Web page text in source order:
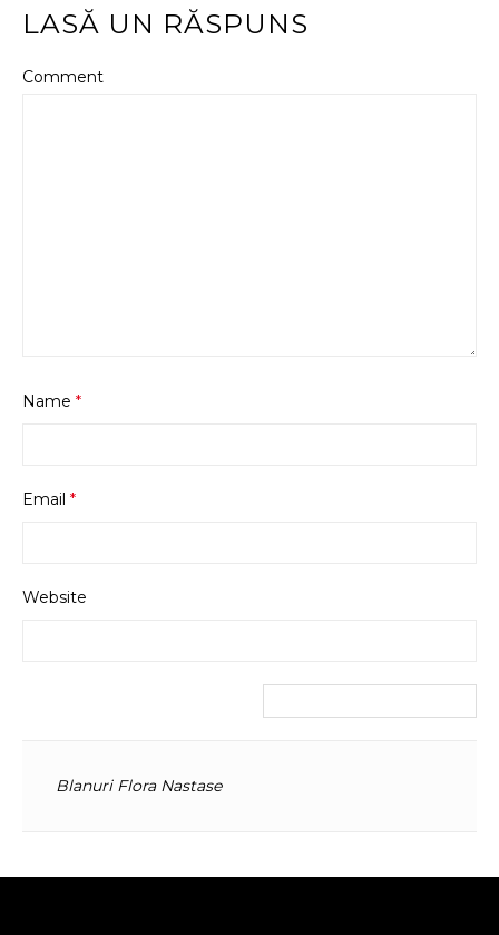
LASĂ UN RĂSPUNS
Comment
Name *
Email *
Website
Blanuri Flora Nastase